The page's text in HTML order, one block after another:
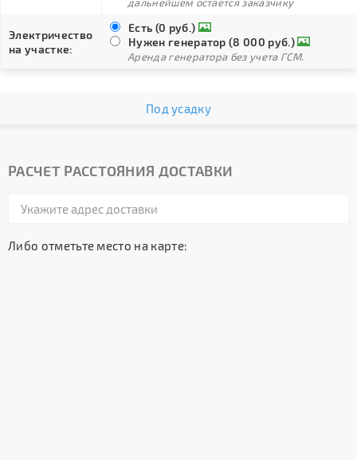
Электричество
на участке:
Есть (0 руб.)
Нужен генератор (8 000 руб.)
Аренда генератора без учета ГСМ.
Под усадку
РАСЧЕТ РАССТОЯНИЯ ДОСТАВКИ
Либо отметьте место на карте: